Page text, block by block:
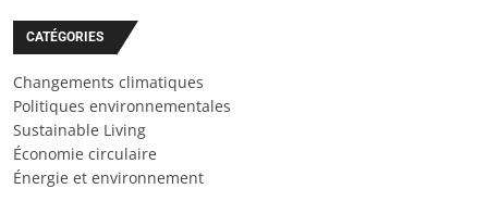
CATÉGORIES
Changements climatiques
Politiques environnementales
Sustainable Living
Économie circulaire
Énergie et environnement